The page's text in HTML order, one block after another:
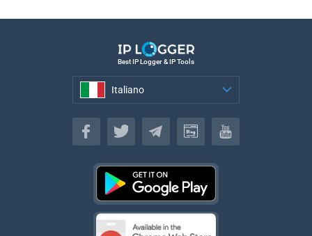
Best IP Logger & IP Tools
Italiano
Italiano